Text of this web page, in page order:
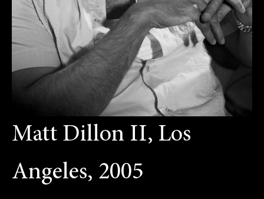
Matt Dillon II, Los
Angeles, 2005